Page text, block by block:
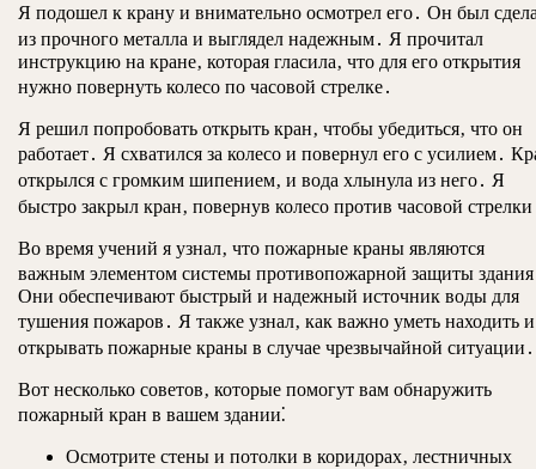
Я подошел к крану и внимательно осмотрел его․ Он был
из прочного металла и выглядел надежным․ Я прочитал
инструкцию на кране‚ которая гласила‚ что для его открытия
нужно повернуть колесо по часовой стрелке․
Я решил попробовать открыть кран‚ чтобы убедиться‚ что он
работает․ Я схватился за колесо и повернул его с усилием․
открылся с громким шипением‚ и вода хлынула из него․ Я
быстро закрыл кран‚ повернув колесо против часовой
Во время учений я узнал‚ что пожарные краны являются
важным элементом системы противопожарной защиты
Они обеспечивают быстрый и надежный источник воды для
тушения пожаров․ Я также узнал‚ как важно уметь находить и
открывать пожарные краны в случае чрезвычайной ситуации․
Вот несколько советов‚ которые помогут вам обнаружить
пожарный кран в вашем здании⁚
Осмотрите стены и потолки в коридорах‚ лестничных